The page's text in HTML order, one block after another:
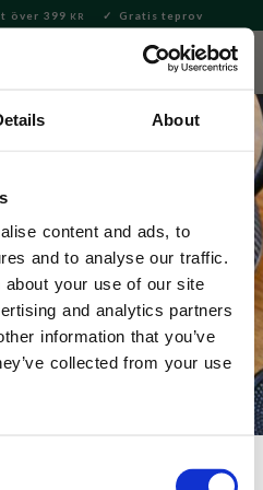
About
content and ads, to
and to analyse our traffic.
your use of our site
and analytics partners
information that you’ve
collected from your use
över 399 KR Gratis teprov
Gallery Dog
med hundmotiv